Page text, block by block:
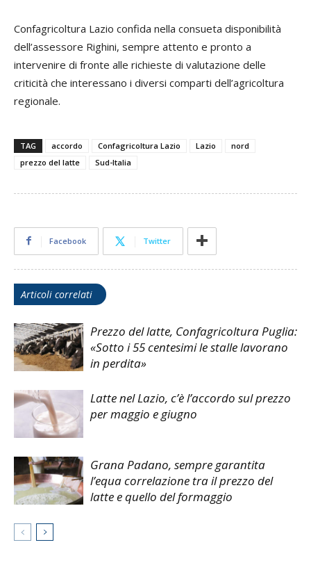
Confagricoltura Lazio confida nella consueta disponibilità
dell’assessore Righini, sempre attento e pronto a
intervenire di fronte alle richieste di valutazione delle
criticità che interessano i diversi comparti dell’agricoltura
regionale.
TAG accordo Confagricoltura Lazio Lazio
nord
prezzo del latte
Sud-Italia
Facebook Twitter
Articoli correlati
Prezzo del latte, Confagricoltura Puglia:
«Sotto i 55 centesimi le stalle lavorano
in perdita»
Latte nel Lazio, c’è l’accordo sul prezzo
per maggio e giugno
Grana Padano, sempre garantita
l’equa correlazione tra il prezzo del
latte e quello del formaggio